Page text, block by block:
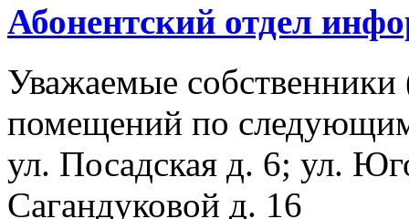
Абонентский отдел
Уважаемые
помещений по
ул. Посадская д. 6; ул.
Сагандуковой д. 16